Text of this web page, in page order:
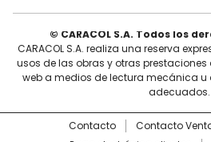
© CARACOL S.A. Todos los
CARACOL S.A. realiza una reserva
usos de las obras y otras
web a medios de lectura mecánica u
adecuados.
Contacto Contacto